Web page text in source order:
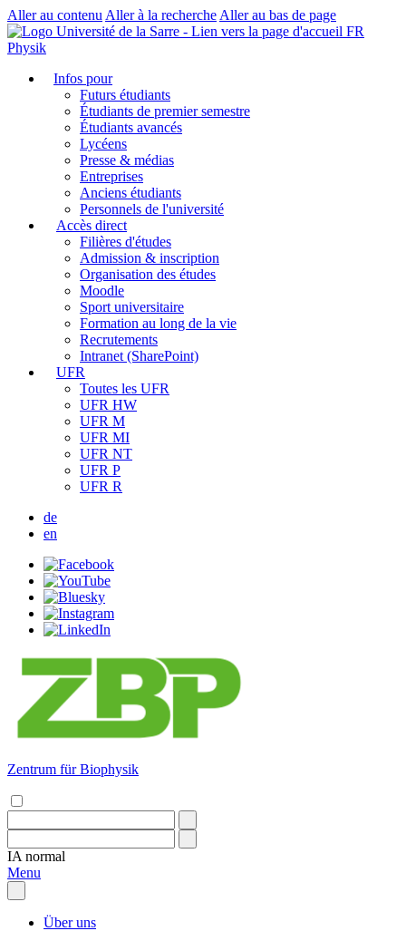
Aller au contenu Aller à la recherche Aller au bas de page
FR
Physik
Infos pour
Futurs étudiants
Étudiants de premier semestre
Étudiants avancés
Lycéens
Presse & médias
Entreprises
Anciens étudiants
Personnels de l'université
Accès direct
Filières d'études
Admission & inscription
Organisation des études
Moodle
Sport universitaire
Formation au long de la vie
Recrutements
Intranet (SharePoint)
UFR
Toutes les UFR
UFR HW
UFR M
UFR MI
UFR NT
UFR P
UFR R
de
en
Zentrum für Biophysik
IA normal
Menu
Über uns